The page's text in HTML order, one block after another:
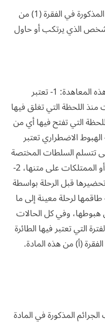
أ- يحاول أن يرتكب أي من الجرائم المذكورة في الفقرة (1) من
الذي يرتكب أو حاول
المادة الثانية فيما يتعلق بأغراض هذه المعاهدة: 1- تعتبر
اللحظة التي تغلق فيها
التي تفتح فيها أي من
الاضطراري تعتبر
تتسلم السلطات المختصة
مسئوليتها عن الطائرة والأشخاص أو الممتلكات على متنها، 2-
قبل الرحلة بواسطة
لرحلة معينة إلى ما
وفي كل الحالات
التي تعتبر فيها الطائرة
(أ) من هذه المادة.
المذكورة في المادة